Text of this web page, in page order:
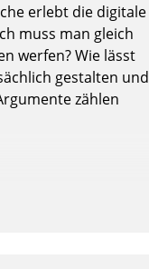
erlebt die digitale
muss man gleich
werfen? Wie lässt
gestalten und
zählen